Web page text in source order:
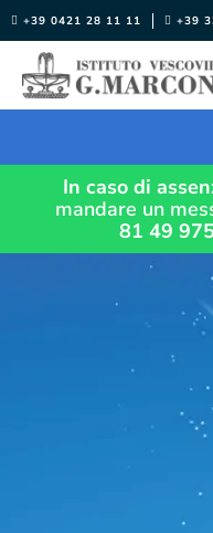
Salta
al
contenuto
+39 0421 28 11 11 +39
In caso di
mandare un
81 49 975